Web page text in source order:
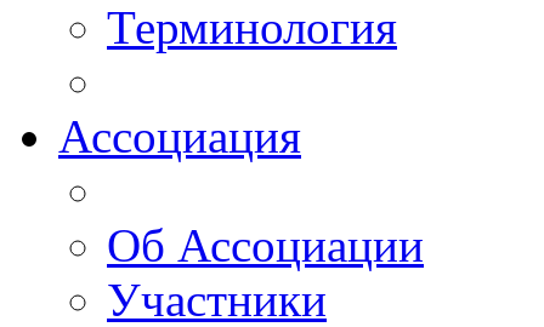
Терминология
Ассоциация
Об Ассоциации
Участники